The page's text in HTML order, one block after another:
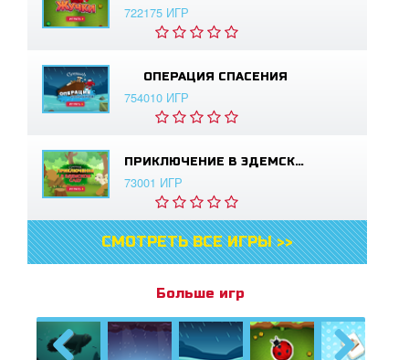
722175 ИГР
ОПЕРАЦИЯ СПАСЕНИЯ
754010 ИГР
ПРИКЛЮЧЕНИЕ В ЭДЕМСКОМ САДУ
73001 ИГР
СМОТРЕТЬ ВСЕ ИГРЫ >>
Больше игр